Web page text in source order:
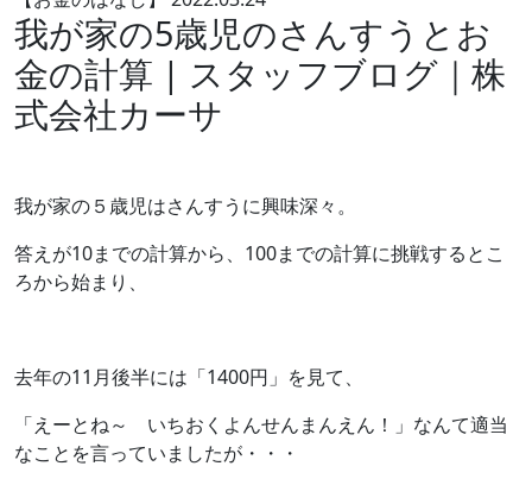
我が家の5歳児のさんすうとお
金の計算 | スタッフブログ｜株
式会社カーサ
我が家の５歳児はさんすうに興味深々。
答えが10までの計算から、100までの計算に挑戦するとこ
ろから始まり、
去年の11月後半には「1400円」を見て、
「えーとね～ いちおくよんせんまんえん！」なんて適当
なことを言っていましたが・・・